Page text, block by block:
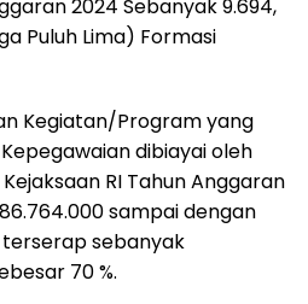
2024 Sebanyak 9.694,
Puluh Lima) Formasi
Kegiatan/Program yang
dibiayai oleh
RI Tahun Anggaran
sampai dengan
sebanyak
70 %.